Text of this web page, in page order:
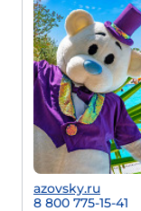
azovsky.ru
8 800 775-15-41